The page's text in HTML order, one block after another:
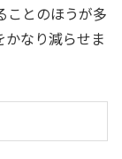
ことのほうが多
かなり減らせま